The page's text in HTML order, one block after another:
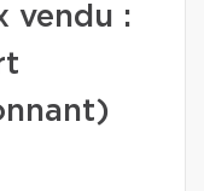
vendu :